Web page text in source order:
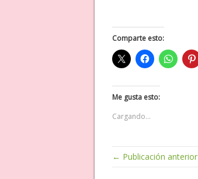
Comparte esto:
Me gusta esto:
Cargando...
← Publicación anterior